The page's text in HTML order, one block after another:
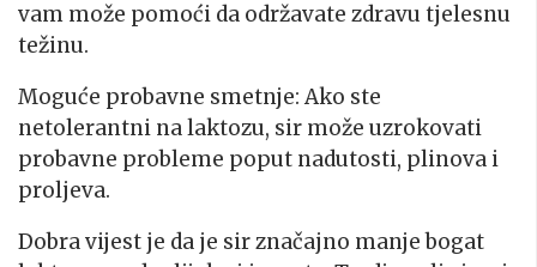
vam može pomoći da održavate zdravu tjelesnu
težinu.
Moguće probavne smetnje: Ako ste
netolerantni na laktozu, sir može uzrokovati
probavne probleme poput nadutosti, plinova i
proljeva.
Dobra vijest je da je sir značajno manje bogat